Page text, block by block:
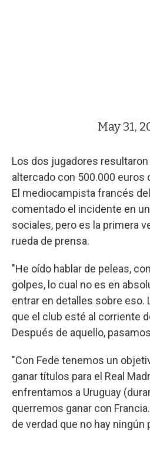
May 31,
Los dos jugadores resultaron
altercado con 500.000 euros
El mediocampista francés
comentado el incidente en
sociales, pero es la primera
rueda de prensa.
"He oído hablar de peleas,
golpes, lo cual no es en
entrar en detalles sobre eso.
que el club esté al corriente
Después de aquello,
"Con Fede tenemos un
ganar títulos para el Real
enfrentamos a Uruguay
querremos ganar con
de verdad que no hay ningún